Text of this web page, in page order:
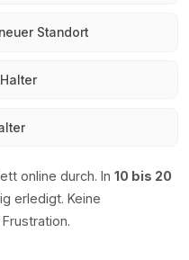
Standort
online durch. In 10 bis 20
erledigt. Keine